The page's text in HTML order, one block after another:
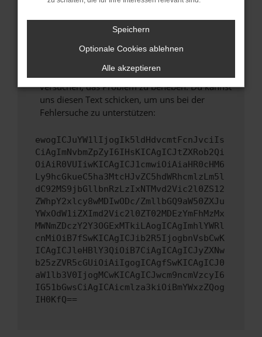
Sicherheitsrisiko, sondern kann auch dazu
führen, dass bestimmte Funktionen nicht mehr
unterstützt werden.
Wende dich an den Webseitenbetreiber.
hast, kontaktiere uns bitte. Wir werden
versuchen, das Problem zu beheben. Du kannst
uns diesen Text schicken, um uns bei der
Fehlersuche zu unterstützen:
ewogICJuYW1lIjogIk5ldHdvcmtFcnJvciIs
CiAgImNvbmZpZyI6IHsKICAgICJtZXRob2Qi
OiAiR0VUIiwKICAgICJ1cmwiOiAiaHR0cHM6
Ly9hcGkueC5ha3MtcHJvZC5hdWRhcmlzLm5l
dC92MS9jbGllbnRzLzIxNTMvd2Vic2l0ZS12
ZWhpY2xlcy8wMDIwODc/ZmllbGQ9aW50ZXJu
YWxOdW1iZXImd2Vic2l0ZT02MDEzYmFhMzMx
MWNmZDczY2Y3OGExMTkiLAogICAgImhlYWRl
cnMiOiB7fSwKICAgICJib2R5IjogbnVsbCwK
ICAgICJleHBlY3QiOiB7CiAgICAgICJyZXNw
b25zZVR5cGUiOiAiIgogICAgfSwKICAgICJ0
aW1lb3V0IjogMCwKICAgICJwcm9ncmVzcyI6
IG51bGwsCiAgICAicmlza3kiOiBmYWxzZQog
IH0KfQ==
Speichern
Optionale Cookies ablehnen
Alle akzeptieren